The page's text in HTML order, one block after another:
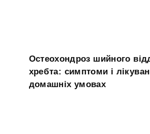
Остеохондроз шийного
хребта: симптоми і
домашніх умовах